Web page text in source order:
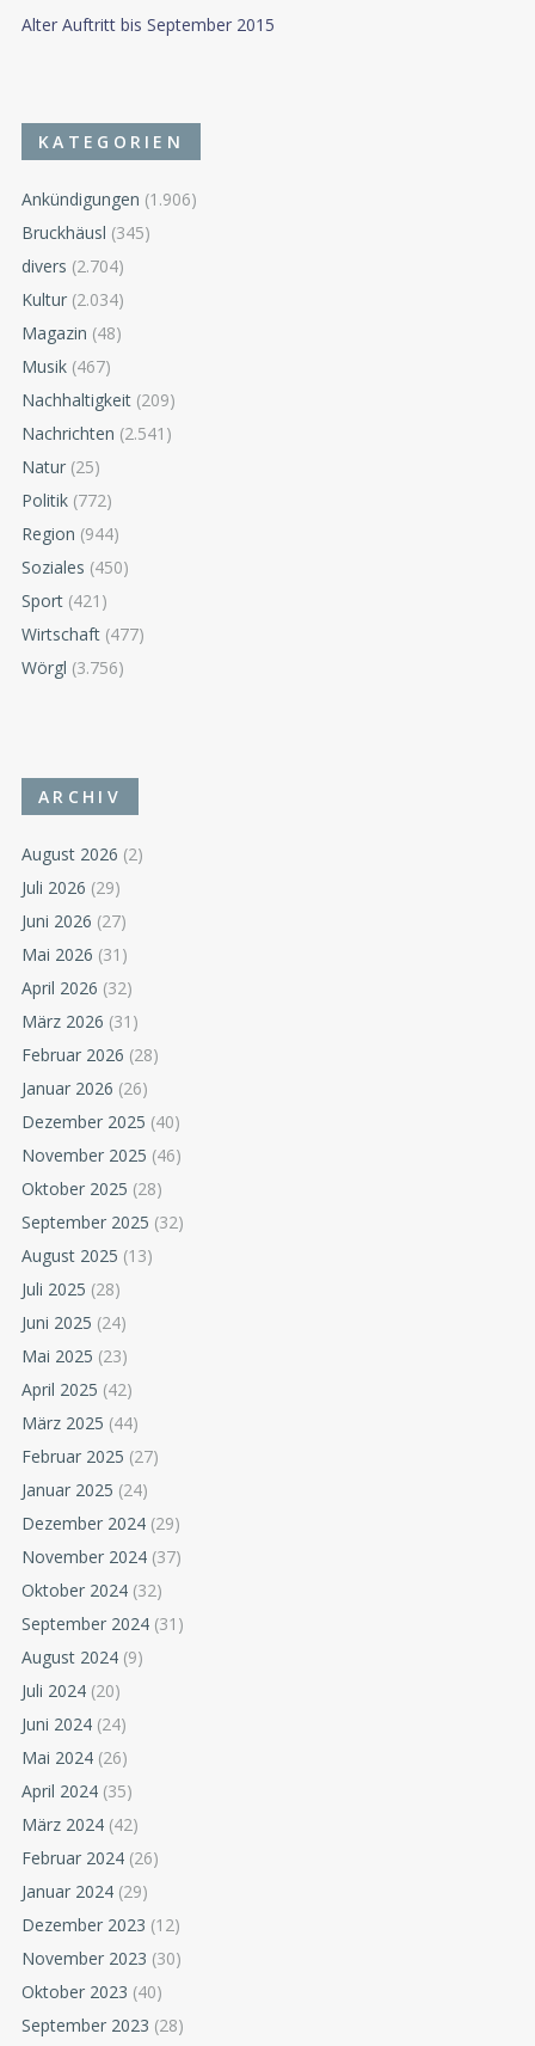
Alter Auftritt bis September 2015
KATEGORIEN
Ankündigungen (1.906)
Bruckhäusl (345)
divers (2.704)
Kultur (2.034)
Magazin (48)
Musik (467)
Nachhaltigkeit (209)
Nachrichten (2.541)
Natur (25)
Politik (772)
Region (944)
Soziales (450)
Sport (421)
Wirtschaft (477)
Wörgl (3.756)
ARCHIV
August 2026 (2)
Juli 2026 (29)
Juni 2026 (27)
Mai 2026 (31)
April 2026 (32)
März 2026 (31)
Februar 2026 (28)
Januar 2026 (26)
Dezember 2025 (40)
November 2025 (46)
Oktober 2025 (28)
September 2025 (32)
August 2025 (13)
Juli 2025 (28)
Juni 2025 (24)
Mai 2025 (23)
April 2025 (42)
März 2025 (44)
Februar 2025 (27)
Januar 2025 (24)
Dezember 2024 (29)
November 2024 (37)
Oktober 2024 (32)
September 2024 (31)
August 2024 (9)
Juli 2024 (20)
Juni 2024 (24)
Mai 2024 (26)
April 2024 (35)
März 2024 (42)
Februar 2024 (26)
Januar 2024 (29)
Dezember 2023 (12)
November 2023 (30)
Oktober 2023 (40)
September 2023 (28)